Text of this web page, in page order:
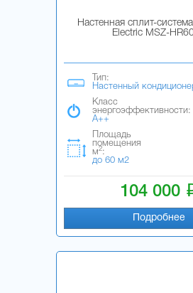
Настенная сплит-
Electric MSZ-
Тип:
Настенный
Класс
энергоэффективности:
A++
Площадь
помещения
м2:
до 60 м2
104 000
Подробнее